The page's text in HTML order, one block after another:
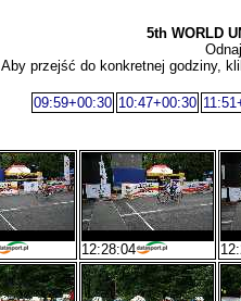
5th WORLD
Aby przejść do konkretnej godziny,
09:59+00:30 10:47+00:30
12:28:04